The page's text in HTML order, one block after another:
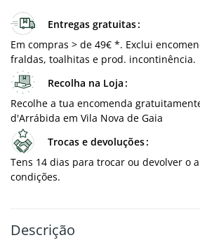
Entregas gratuitas
Em compras > de 49€ *. Exclui
fraldas, toalhitas e prod. incontinência.
Recolha na Loja
Recolhe a tua encomenda
d'Arrábida em Vila Nova de Gaia
Trocas e devoluções
Tens 14 dias para trocar ou devolver o
condições.
Descrição